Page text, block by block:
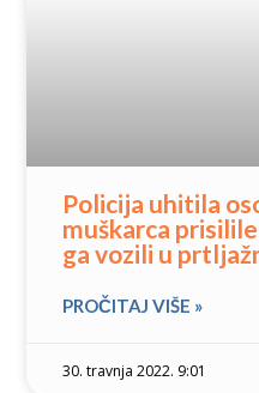
Policija uhitila
muškarca
ga vozili u
PROČITAJ VIŠE »
30. travnja 2022. 9:01